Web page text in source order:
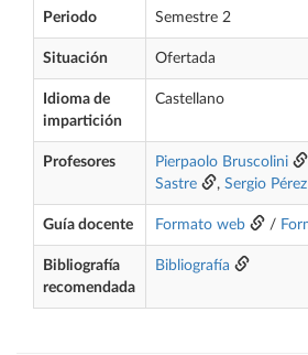
Periodo Semestre 2
Situación Ofertada
Idioma de
impartición
Castellano
Profesores Pierpaolo Bruscolini
Sastre
, Sergio
Guía docente Formato web /
Bibliografía
recomendada
Bibliografía